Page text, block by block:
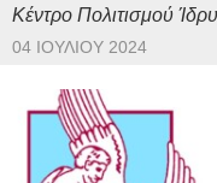
Κέντρο Πολιτισμού
04 ΙΟΥΛΊΟΥ 2024